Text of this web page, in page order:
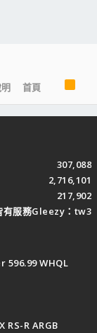
首頁
R
S
S
307,088
2,716,101
217,902
有服務Gleezy：tw3
596.99 WHQL
RS-R ARGB